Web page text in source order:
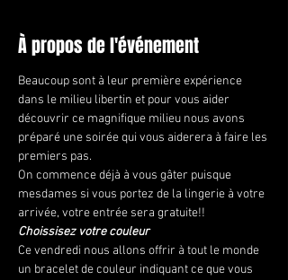
À propos de l'événement
Beaucoup sont à leur première expérience
dans le milieu libertin et pour vous aider
découvrir ce magnifique milieu nous avons
préparé une soirée qui vous aiderera à faire les
premiers pas.
On commence déjà à vous gâter puisque
mesdames si vous portez de la lingerie à votre
arrivée, votre entrée sera gratuite!!
Choissisez votre couleur
Ce vendredi nous allons offrir à tout le monde
un bracelet de couleur indiquant ce que vous